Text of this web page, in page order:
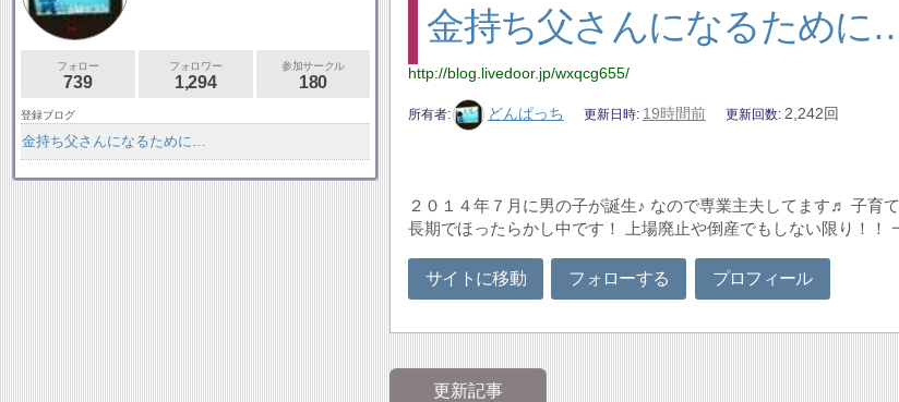
金持ち父さんになるために
http://blog.livedoor.jp/wxqcg655/
所有者 どんぱっち 更新日時 19時間前 更新回数 2,242回
２０１４年７月に男の子が誕生♪ なので専業主夫してます♬ 子
長期でほったらかし中です！ 上場廃止や倒産でもしない限り！
サイトに移動 フォローする プロフィール
更新記事
フォロー
739
フォロワー
1,294
参加サークル
180
登録ブログ
金持ち父さんになるために…